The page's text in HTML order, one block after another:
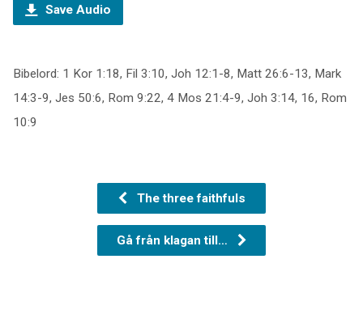
Save Audio
Bibelord: 1 Kor 1:18, Fil 3:10, Joh 12:1-8, Matt 26:6-13, Mark
14:3-9, Jes 50:6, Rom 9:22, 4 Mos 21:4-9, Joh 3:14, 16, Rom
10:9
The three faithfuls
Gå från klagan till…